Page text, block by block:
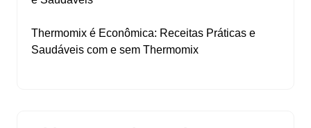
Thermomix é Econômica: Receitas Práticas e
Saudáveis com e sem Thermomix